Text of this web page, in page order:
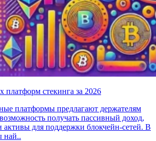
платформ стекинга за 2026
платформы предлагают держателям
получать пассивный доход,
активы для поддержки блокчейн-сетей. В
най..